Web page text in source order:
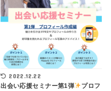
2022.12.22
出会い応援セミナー第1弾
プロフ